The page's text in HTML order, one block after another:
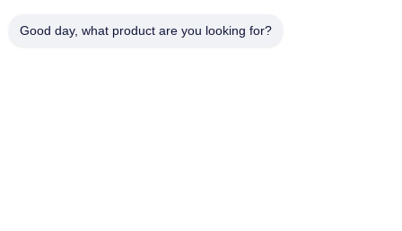
Good day, what product are you looking for?